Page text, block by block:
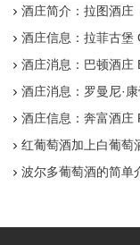
酒庄简介：拉图酒庄
酒庄信息：拉菲古堡
酒庄消息：巴顿酒庄
酒庄消息：罗曼尼·
酒庄信息：奔富酒庄
红葡萄酒加上白葡萄
波尔多葡萄酒的简单